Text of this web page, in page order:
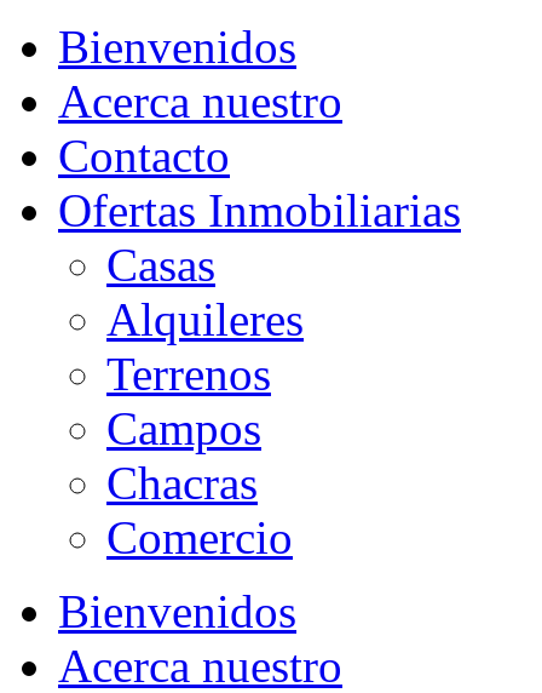
Bienvenidos
Acerca nuestro
Contacto
Ofertas Inmobiliarias
Casas
Alquileres
Terrenos
Campos
Chacras
Comercio
Bienvenidos
Acerca nuestro